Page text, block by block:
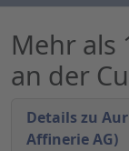
Mehr als
an der
Details zu
Affinerie AG)